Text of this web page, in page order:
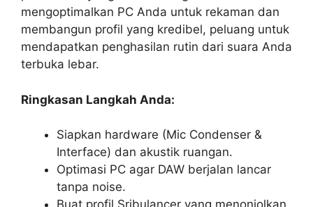
mengoptimalkan PC Anda untuk rekaman dan
membangun profil yang kredibel, peluang untuk
mendapatkan penghasilan rutin dari suara Anda
terbuka lebar.
Ringkasan Langkah Anda:
Siapkan hardware (Mic Condenser &
Interface) dan akustik ruangan.
Optimasi PC agar DAW berjalan lancar
tanpa noise.